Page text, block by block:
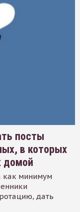
посты
в которых
домой
как минимум
дать